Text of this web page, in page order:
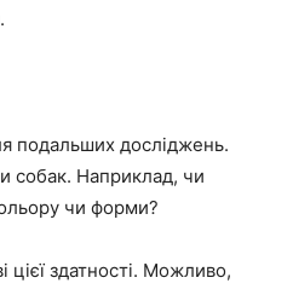
подальших досліджень.
собак. Наприклад, чи
чи форми?
цієї здатності. Можливо,